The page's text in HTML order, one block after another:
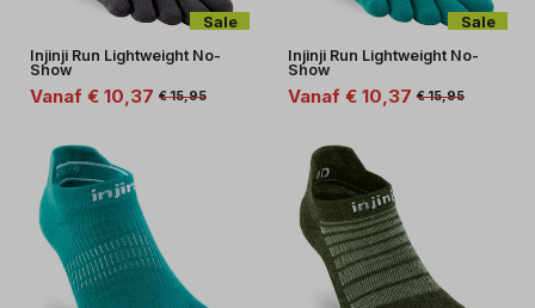
Sale
Injinji Run Lightweight No-
Show
Vanaf € 10,37 € 15,95
Sale
Injinji Run Lightweight No-
Show
Vanaf € 10,37 € 15,95